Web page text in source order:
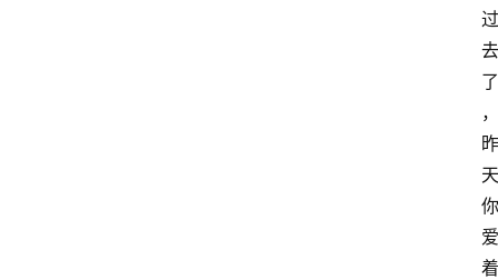
过
去
了
，
昨
天
你
爱
着